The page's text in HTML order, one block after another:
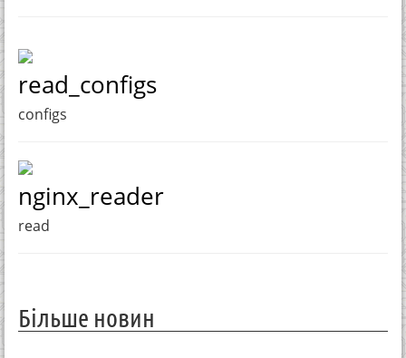
read_configs
configs
nginx_reader
read
Більше новин